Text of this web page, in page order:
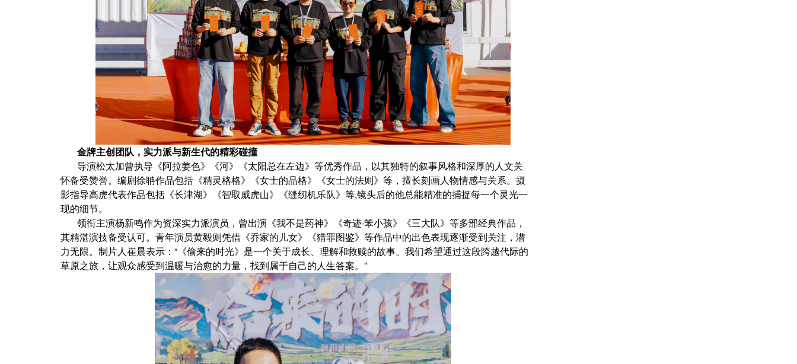
金牌主创团队，实力派与新生代的精彩碰撞
导演松太加曾执导《阿拉姜色》《河》《太阳总在左边》等优秀作品，以其独特的叙事风格和深厚的人文关
怀备受赞誉。编剧徐聃作品包括《精灵格格》《女士的品格》《女士的法则》等，擅长刻画人物情感与关系。摄
影指导高虎代表作品包括《长津湖》《智取威虎山》《缝纫机乐队》等,镜头后的他总能精准的捕捉每一个灵光一
现的细节。
领衔主演杨新鸣作为资深实力派演员，曾出演《我不是药神》《奇迹·笨小孩》《三大队》等多部经典作品，
其精湛演技备受认可。青年演员黄毅则凭借《乔家的儿女》《猎罪图鉴》等作品中的出色表现逐渐受到关注，潜
力无限。制片人崔晨表示：“《偷来的时光》是一个关于成长、理解和救赎的故事。我们希望通过这段跨越代际的
草原之旅，让观众感受到温暖与治愈的力量，找到属于自己的人生答案。”